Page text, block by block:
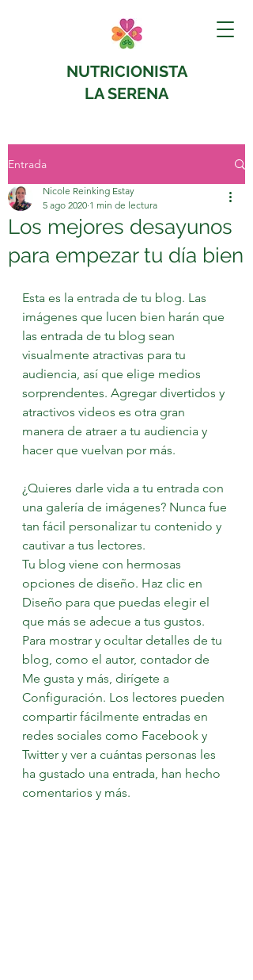
NUTRICIONISTA
LA SERENA
Entrada
Los mejores desayunos
para empezar tu día bien
Nicole Reinking Estay
5 ago 2020 1 min de lectura
Esta es la entrada de tu blog. Las
imágenes que lucen bien harán que
las entrada de tu blog sean
visualmente atractivas para tu
audiencia, así que elige medios
sorprendentes. Agregar divertidos y
atractivos videos es otra gran
manera de atraer a tu audiencia y
hacer que vuelvan por más.
¿Quieres darle vida a tu entrada con
una galería de imágenes? Nunca fue
tan fácil personalizar tu contenido y
cautivar a tus lectores.
Tu blog viene con hermosas
opciones de diseño. Haz clic en
Diseño para que puedas elegir el
que más se adecue a tus gustos.
Para mostrar y ocultar detalles de tu
blog, como el autor, contador de
Me gusta y más, dirígete a
Configuración. Los lectores pueden
compartir fácilmente entradas en
redes sociales como Facebook y
Twitter y ver a cuántas personas les
ha gustado una entrada, han hecho
comentarios y más.